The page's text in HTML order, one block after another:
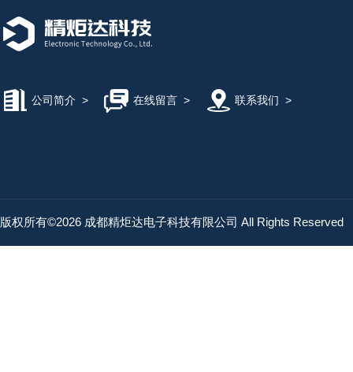
公司简介 > 在线留言> 联系我们 >
版权所有©2026 成都精炬达电子科技有限公司 All Rights Reserved